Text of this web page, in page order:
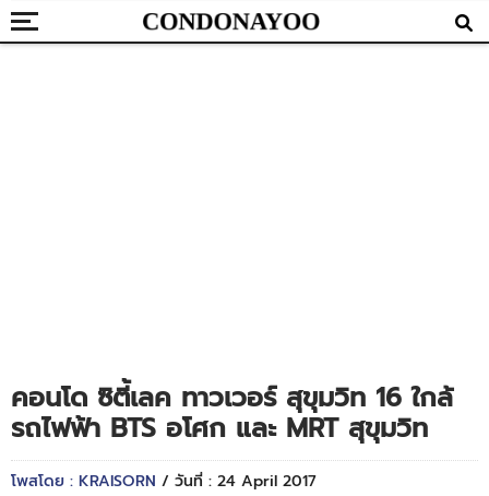
คอนโด ซิตี้เลค ทาวเวอร์ สุขุมวิท 16 ใกล้
รถไฟฟ้า BTS อโศก และ MRT สุขุมวิท
โพสโดย : KRAISORN / วันที่ : 24 April 2017